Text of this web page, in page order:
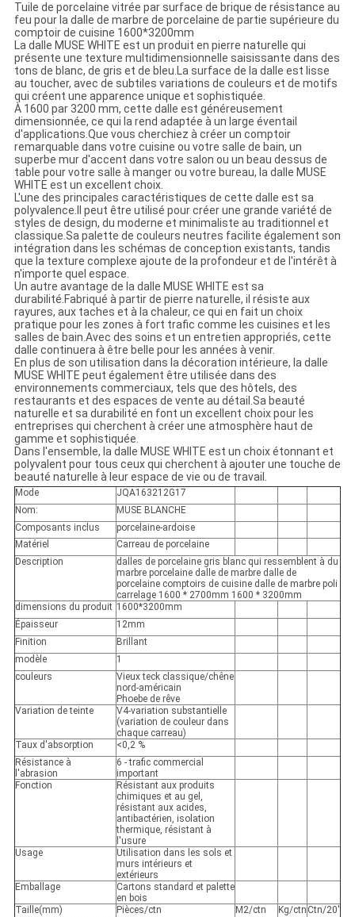
Tuile de porcelaine vitrée par surface de brique de résistance au
feu pour la dalle de marbre de porcelaine de partie supérieure du
comptoir de cuisine 1600*3200mm
La dalle MUSE WHITE est un produit en pierre naturelle qui
présente une texture multidimensionnelle saisissante dans des
tons de blanc, de gris et de bleu.La surface de la dalle est lisse
au toucher, avec de subtiles variations de couleurs et de motifs
qui créent une apparence unique et sophistiquée.
À 1600 par 3200 mm, cette dalle est généreusement
dimensionnée, ce qui la rend adaptée à un large éventail
d'applications.Que vous cherchiez à créer un comptoir
remarquable dans votre cuisine ou votre salle de bain, un
superbe mur d'accent dans votre salon ou un beau dessus de
table pour votre salle à manger ou votre bureau, la dalle MUSE
WHITE est un excellent choix.
L'une des principales caractéristiques de cette dalle est sa
polyvalence.Il peut être utilisé pour créer une grande variété de
styles de design, du moderne et minimaliste au traditionnel et
classique.Sa palette de couleurs neutres facilite également son
intégration dans les schémas de conception existants, tandis
que la texture complexe ajoute de la profondeur et de l'intérêt à
n'importe quel espace.
Un autre avantage de la dalle MUSE WHITE est sa
durabilité.Fabriqué à partir de pierre naturelle, il résiste aux
rayures, aux taches et à la chaleur, ce qui en fait un choix
pratique pour les zones à fort trafic comme les cuisines et les
salles de bain.Avec des soins et un entretien appropriés, cette
dalle continuera à être belle pour les années à venir.
En plus de son utilisation dans la décoration intérieure, la dalle
MUSE WHITE peut également être utilisée dans des
environnements commerciaux, tels que des hôtels, des
restaurants et des espaces de vente au détail.Sa beauté
naturelle et sa durabilité en font un excellent choix pour les
entreprises qui cherchent à créer une atmosphère haut de
gamme et sophistiquée.
Dans l'ensemble, la dalle MUSE WHITE est un choix étonnant et
polyvalent pour tous ceux qui cherchent à ajouter une touche de
beauté naturelle à leur espace de vie ou de travail.
Mode
JQA163212G17
Nom:
MUSE BLANCHE
Composants inclus
porcelaine-ardoise
Matériel
Carreau de porcelaine
Description
dalles de porcelaine gris blanc qui ressemblent à du
marbre porcelaine dalle de marbre dalle de
porcelaine comptoirs de cuisine dalle de marbre poli
carrelage 1600 * 2700mm 1600 * 3200mm
dimensions du produit 1600*3200mm
Épaisseur
12mm
Finition
Brillant
modèle
1
couleurs
Vieux teck classique/chêne
nord-américain
Phoebe de rêve
Variation de teinte
V4-variation substantielle
(variation de couleur dans
chaque carreau)
Taux d'absorption
<0,2 %
Résistance à
l'abrasion
6 - trafic commercial
important
Fonction
Résistant aux produits
chimiques et au gel,
résistant aux acides,
antibactérien, isolation
thermique, résistant à
l'usure
Usage
Utilisation dans les sols et
murs intérieurs et
extérieurs
Emballage
Cartons standard et palette
en bois
Taille(mm)
Pièces/ctn M2/ctn Kg/ctn Ctn/20'